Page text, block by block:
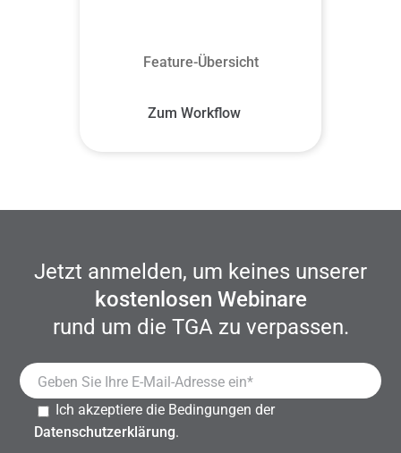
Feature-Übersicht
Zum Workflow
Jetzt anmelden, um keines unserer
kostenlosen Webinare
rund um die TGA zu verpassen.
Ich akzeptiere die Bedingungen der
Datenschutzerklärung.